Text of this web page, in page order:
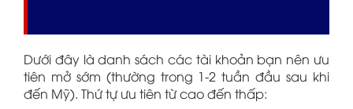
Dưới đây là danh sách các tài khoản bạn nên ưu
tiên mở sớm (thường trong 1-2 tuần đầu sau khi
đến Mỹ). Thứ tự ưu tiên từ cao đến thấp: